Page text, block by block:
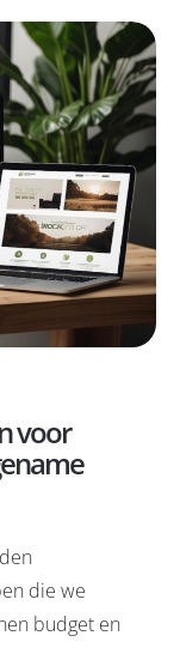
voor
die we
budget en